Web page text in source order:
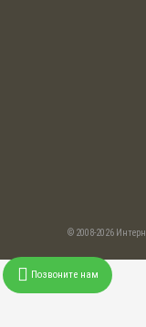
© 2008-2026
Позвоните нам